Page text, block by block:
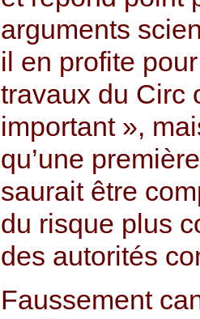
arguments
il en profite
travaux du Circ
important »,
qu’une
saurait être
du risque plus
des autorités
Faussement